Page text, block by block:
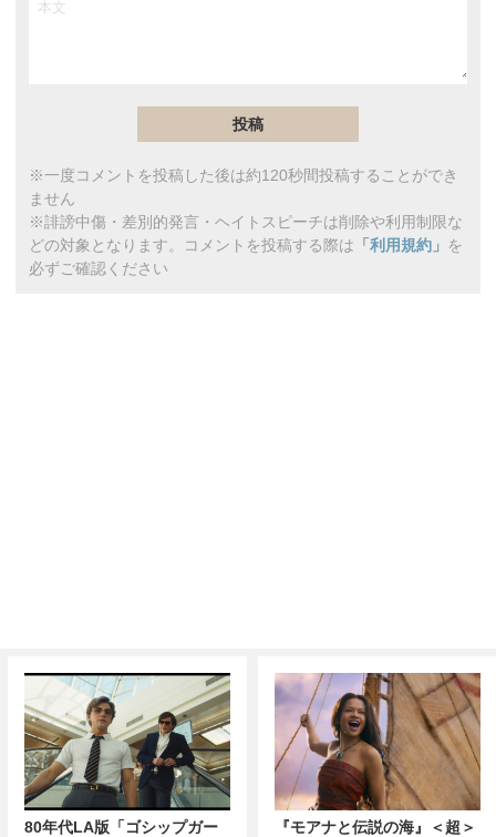
※一度コメントを投稿した後は約120秒間投稿することができ
ません
※誹謗中傷・差別的発言・ヘイトスピーチは削除や利用制限な
どの対象となります。コメントを投稿する際は 「利用規約」 を
必ずご確認ください
80年代LA版「ゴシップガー 『モアナと伝説の海』＜超＞